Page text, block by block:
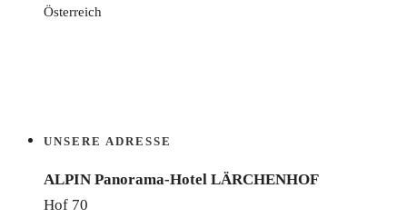
Österreich
UNSERE ADRESSE
ALPIN Panorama-Hotel LÄRCHENHOF
Hof 70